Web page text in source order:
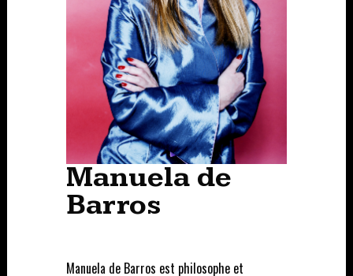
Manuela de
Barros
Manuela de Barros est philosophe et